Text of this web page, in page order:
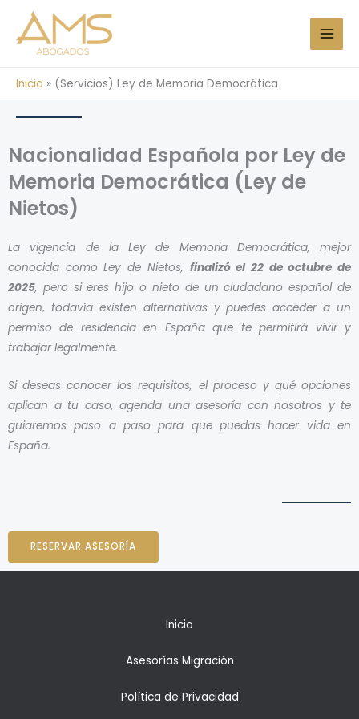
contenido
Inicio » (Servicios) Ley de Memoria Democrática
Nacionalidad Española por Ley de
Memoria Democrática (Ley de
Nietos)
La vigencia de la Ley de Memoria Democrática, mejor
conocida como Ley de Nietos, finalizó el 22 de octubre de
2025, pero si eres hijo o nieto de un ciudadano español de
origen, todavía existen alternativas ypuedes acceder a un
permiso de residencia en España que te permitirá vivir y
trabajar legalmente.
Si deseas conocer los requisitos, el proceso y qué opciones
aplican a tu caso, agenda una asesoría con nosotros y te
guiaremos paso a paso para que puedas hacer vida en
España.
RESERVAR ASESORÍA
Inicio
Asesorías Migración
Política de Privacidad